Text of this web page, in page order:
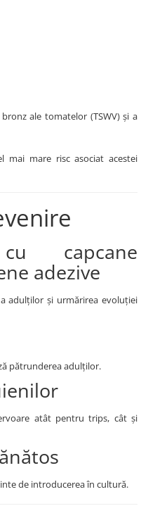
ale tomatelor (TSWV) și a
mai mare risc asociat acestei
capcane
adezive
adulților și urmărirea evoluției
pătrunderea adulților.
atât pentru trips, cât și
de introducerea în cultură.